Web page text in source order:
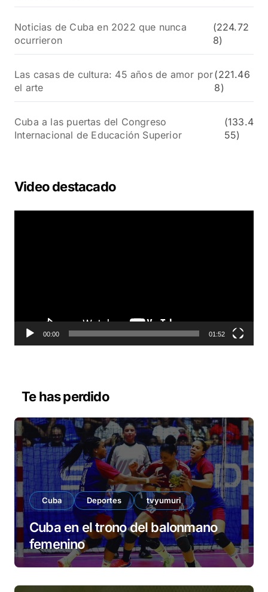
Noticias de Cuba en 2022 que nunca
ocurrieron
(224.72
8)
Las casas de cultura: 45 años de amor por
el arte
(221.46
8)
Cuba a las puertas del Congreso
Internacional de Educación Superior
(133.4
55)
Video destacado
t
r
d
e
o
00:00 01:52
Te has perdido
Cuba Deportes tvyumuri
Cuba en el trono del balonmano
femenino